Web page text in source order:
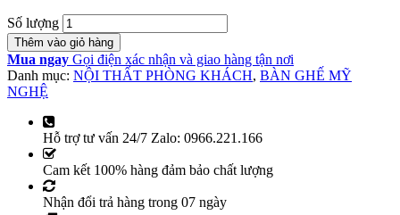
Số lượng
Thêm vào giỏ hàng
Mua ngay Gọi điện xác nhận và giao hàng tận nơi
Danh mục: NỘI THẤT PHÒNG KHÁCH, BÀN GHẾ MỸ
NGHỆ
Hỗ trợ tư vấn 24/7 Zalo: 0966.221.166
Cam kết 100% hàng đảm bảo chất lượng
Nhận đổi trả hàng trong 07 ngày